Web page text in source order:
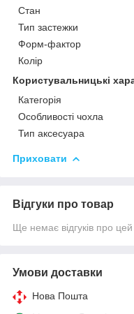
Стан
Тип застежки
Форм-фактор
Колір
Користувальницькі
Категорія
Особливості чохла
Тип аксесуара
Приховати
Відгуки про товар
Ще немає відгуків про
Умови доставки
Нова Пошта